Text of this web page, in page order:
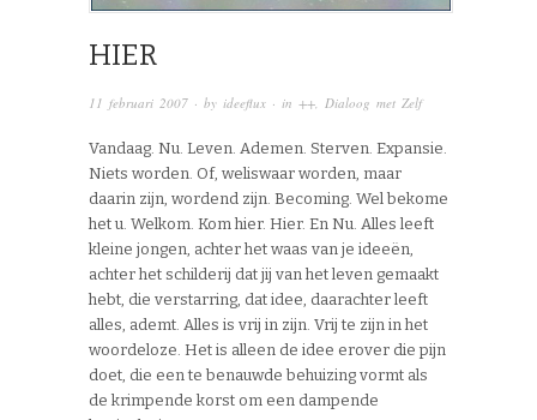
HIER
11 februari 2007 · by ideeflux · in ++ Dialoog met Zelf
Vandaag. Nu. Leven. Ademen. Sterven. Expansie.
Niets worden. Of, weliswaar worden, maar
daarin zijn, wordend zijn. Becoming. Wel bekome
het u. Welkom. Kom hier. Hier. En Nu. Alles leeft
kleine jongen, achter het waas van je ideeën,
achter het schilderij dat jij van het leven gemaakt
hebt, die verstarring, dat idee, daarachter leeft
alles, ademt. Alles is vrij in zijn. Vrij te zijn in het
woordeloze. Het is alleen de idee erover die pijn
doet, die een te benauwde behuizing vormt als
de krimpende korst om een dampende